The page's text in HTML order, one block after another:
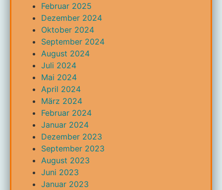
Februar 2025
Dezember 2024
Oktober 2024
September 2024
August 2024
Juli 2024
Mai 2024
April 2024
März 2024
Februar 2024
Januar 2024
Dezember 2023
September 2023
August 2023
Juni 2023
Januar 2023